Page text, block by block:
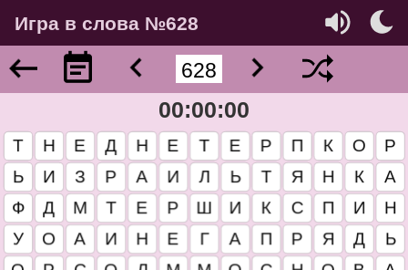
Игра в слова №628
00:00:00